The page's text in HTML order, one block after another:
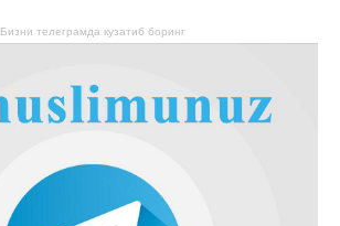
Бизни телеграмда кузатиб боринг